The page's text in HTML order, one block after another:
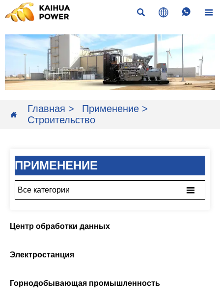
   

Главная > Применение >
Строительство
ПРИМЕНЕНИЕ
Все категории 
Центр обработки данных
Электростанция
Горнодобывающая промышленность